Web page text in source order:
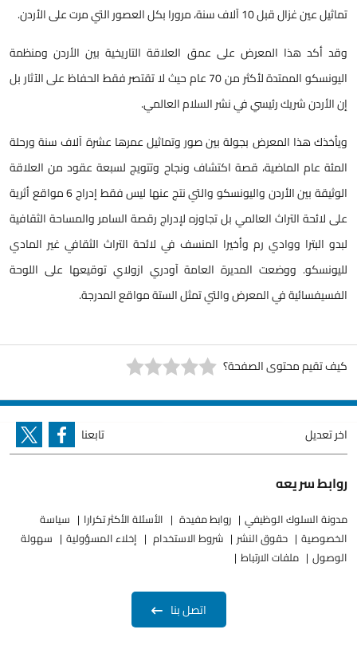
تماثيل عين غزال قبل 10 آلاف سنة، مرورا بكل العصور التي مرت على الأردن.
وقد أكد هذا المعرض على عمق العلاقة التاريخية بين الأردن ومنظمة
اليونسكو الممتدة لأكثر من 70 عام حيث لا تقتصر فقط الحفاظ على الآثار بل
إن الأردن شريك رئيسي في نشر السلام العالمي.
ويأخذك هذا المعرض بجولة بين صور وتماثيل عمرها عشرة آلاف سنة ورحلة
المئة عام الماضية، قصة اكتشاف ونجاح وتتويج لسبعة عقود من العلاقة
الوثيقة بين الأردن واليونسكو والتي نتج عنها ليس فقط إدراج 6 مواقع أثرية
على لائحة التراث العالمي بل تجاوزه لإدراج رقصة السامر والمساحة الثقافية
لبدو البترا ووادي رم وأخيرا المنسف في لائحة التراث الثقافي غير المادي
لليونسكو. ووضعت المديرة العامة آودري ازولاي توقيعها على اللوحة
الفسيفسائية في المعرض والتي تمثل الستة مواقع المدرجة.
كيف تقيم محتوى الصفحة؟
اخر تعديل تابعنا
روابط سريعه
مدونة السلوك الوظيفي روابط مفيدة الأسئلة الأكثر تكرارا
سياسة
الخصوصية
حقوق النشر شروط الاستخدام إخلاء المسؤولية
سهولة
الوصول
ملفات الارتباط
اتصل بنا